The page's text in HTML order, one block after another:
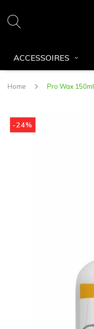
ACCESSOIRES
Home Pro Wax 150ml
-24%